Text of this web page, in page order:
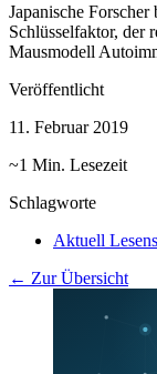
Japanische Forscher
Schlüsselfaktor, der
Mausmodell
Veröffentlicht
11. Februar 2019
~1 Min. Lesezeit
Schlagworte
Aktuell
← Zur Übersicht